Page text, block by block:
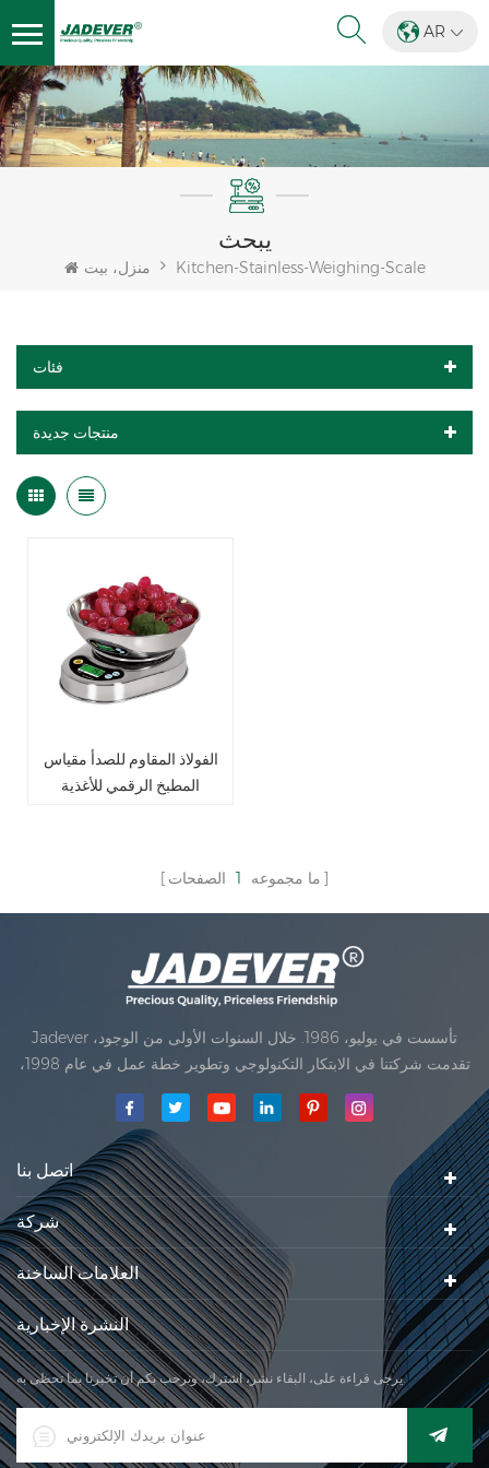
AR
يبحث
منزل، بيت Kitchen-Stainless-Weighing-Scale
فئات
منتجات جديدة
الفولاذ المقاوم للصدأ مقياس
المطبخ الرقمي للأغذية
ما مجموعه 1 الصفحات
Jadever تأسست في يوليو، 1986. خلال السنوات الأولى من الوجود،
تقدمت شركتنا في الابتكار التكنولوجي وتطوير خطة عمل في عام 1998،
حققت شركتنا هدف الجودة الرئيسية، متى تلقت أول منتجاتنا موافقة من
مقياس المحدودةكان تأسيس تقع من
اتصل بنا
شركة
العلامات الساخنة
النشرة الإخبارية
يرجى قراءة على، البقاء نشر، اشترك، ونرحب بكم أن تخبرنا بما تحظى به.